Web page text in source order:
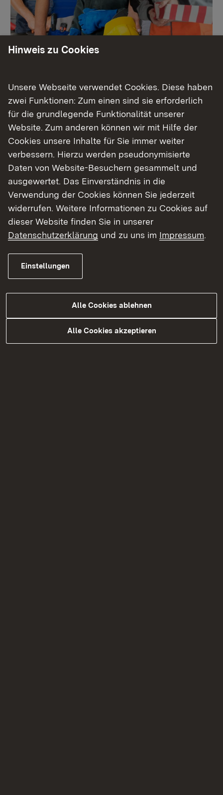
Arbeitsschutz
Mehr
Verbraucherschutz und
Marktüberwachung
Hinweis zu Cookies
Unsere Webseite verwendet Cookies. Diese haben
zwei Funktionen: Zum einen sind sie erforderlich
für die grundlegende Funktionalität unserer
Website. Zum anderen können wir mit Hilfe der
Cookies unsere Inhalte für Sie immer weiter
verbessern. Hierzu werden pseudonymisierte
Daten von Website-Besuchern gesammelt und
ausgewertet. Das Einverständnis in die
Verwendung der Cookies können Sie jederzeit
widerrufen. Weitere Informationen zu Cookies auf
dieser Website finden Sie in unserer
Datenschutzerklärung und zu uns im Impressum.
Einstellungen
Alle Cookies ablehnen
Alle Cookies akzeptieren